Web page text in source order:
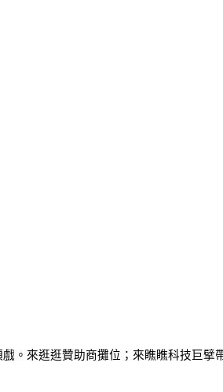
。來逛逛贊助商攤位；來瞧瞧科技巨